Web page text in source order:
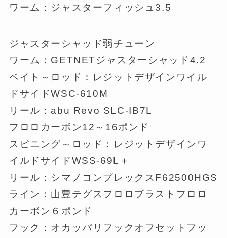
ワーム：ジャスターフィッシュ3.5
ジャスターシャッド弱チューン
ワーム：GETNETジャスターシャッド4.2
ベイト～ロッド：レジットデザインワイル
ドサイドWSC-610M
リール：abu Revo SLC-IB7L
フロロカーボン12～16ポンド
スピニング～ロッド：レジットデザインワ
イルドサイドWSS-69L＋
リール：シマノコンプレックスF62500HGS
ライン：山豊テグスフロロブラストフロロ
カーボン６ポンド
フック：オカッパリフックオフセットフッ